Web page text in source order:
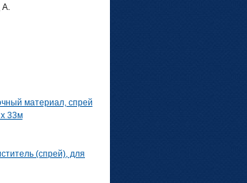
A.
материал, спрей
33м
(спрей), для